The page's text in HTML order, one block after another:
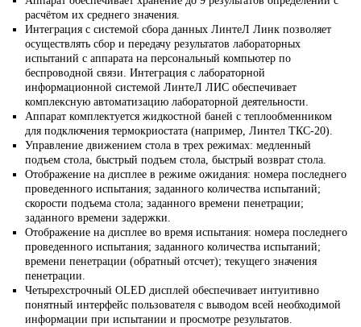
расчётом их среднего значения.
Интеграция с системой сбора данных ЛинтеЛ Линк позволяет
осуществлять сбор и передачу результатов лабораторных
испытаний с аппарата на персональный компьютер по
беспроводной связи. Интеграция с лабораторной
информационной системой ЛинтеЛ ЛИС обеспечивает
комплексную автоматизацию лабораторной деятельности.
Аппарат комплектуется жидкостной баней с теплообменником
для подключения термокриостата (например, Линтел ТКС-20).
Управление движением стола в трех режимах: медленный
подъем стола, быстрый подъем стола, быстрый возврат стола.
Отображение на дисплее в режиме ожидания: номера последнего
проведенного испытания; заданного количества испытаний;
скорости подъема стола; заданного времени пенетрации;
заданного времени задержки.
Отображение на дисплее во время испытания: номера последнего
проведенного испытания; заданного количества испытаний;
времени пенетрации (обратный отсчет); текущего значения
пенетрации.
Четырехстрочный OLED дисплей обеспечивает интуитивно
понятный интерфейс пользователя с выводом всей необходимой
информации при испытании и просмотре результатов.